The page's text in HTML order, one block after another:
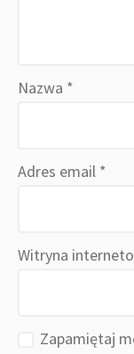
Nazwa *
Adres email *
Witryna
Zapamiętaj